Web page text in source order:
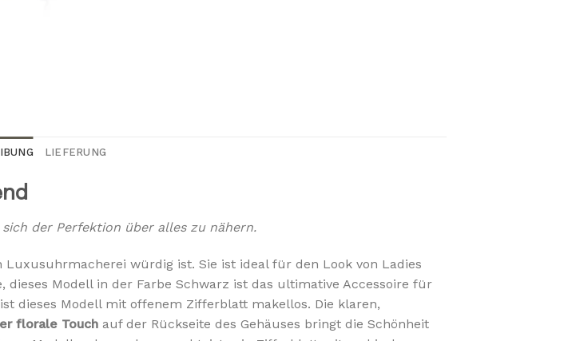
LIEFERUNG
der Perfektion über alles zu nähern.
würdig ist. Sie ist ideal für den Look von Ladies
Modell in der Farbe Schwarz ist das ultimative Accessoire für
dieses Modell mit offenem Zifferblatt makellos. Die klaren,
florale Touch auf der Rückseite des Gehäuses bringt die Schönheit